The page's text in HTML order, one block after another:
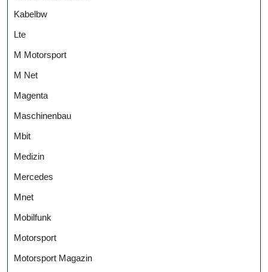
Kabelbw
Lte
M Motorsport
M Net
Magenta
Maschinenbau
Mbit
Medizin
Mercedes
Mnet
Mobilfunk
Motorsport
Motorsport Magazin